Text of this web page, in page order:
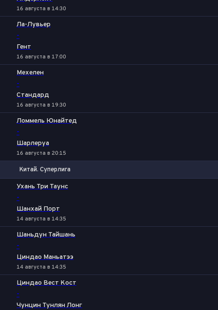
16 августа в 14:30
Ла-Лувьер
-
Гент
16 августа в 17:00
Мехелен
-
Стандард
16 августа в 19:30
Ломмель Юнайтед
-
Шарлеруа
16 августа в 20:15
Китай. Суперлига
Ухань Три Таунс
-
Шанхай Порт
14 августа в 14:35
Шаньдун Тайшань
-
Циндао Маньатээ
14 августа в 14:35
Циндао Вест Кост
-
Чунцин Тунлян Лонг